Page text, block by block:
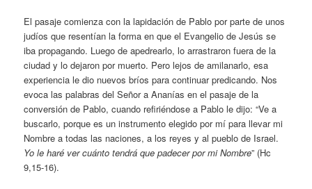
El pasaje comienza con la lapidación de Pablo por parte de unos
judíos que resentían la forma en que el Evangelio de Jesús se
iba propagando. Luego de apedrearlo, lo arrastraron fuera de la
ciudad y lo dejaron por muerto. Pero lejos de amilanarlo, esa
experiencia le dio nuevos bríos para continuar predicando. Nos
evoca las palabras del Señor a Ananías en el pasaje de la
conversión de Pablo, cuando refiriéndose a Pablo le dijo: “Ve a
buscarlo, porque es un instrumento elegido por mí para llevar mi
Nombre a todas las naciones, a los reyes y al pueblo de Israel.
Yo le haré ver cuánto tendrá que padecer por mi Nombre” (Hc
9,15-16).